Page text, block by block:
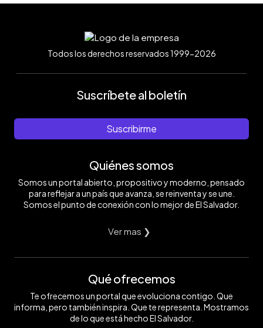
Todos los derechos reservados 1999-2026
Suscríbete al boletín
Suscribirme
Quiénes somos
Somos un portal abierto, propositivo y moderno, pensado
para reflejar a un país que avanza, se reinventa y se une.
Somos el punto de conexión con lo mejor de El Salvador.
Ver mas ❯
Qué ofrecemos
Te ofrecemos un portal que evoluciona contigo. Que
informa, pero también inspira. Que te representa. Mostramos
de lo que está hecho El Salvador.